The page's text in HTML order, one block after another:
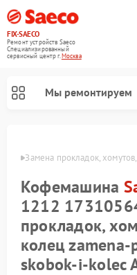
FIX-SAECO
Ремонт устройств Saeco
Специализированный
cервисный центр г.Москва
Мы ремонтируем
Замена прокладок,
Кофемашина
1212
прокладок,
колец
skobok-i-kolec